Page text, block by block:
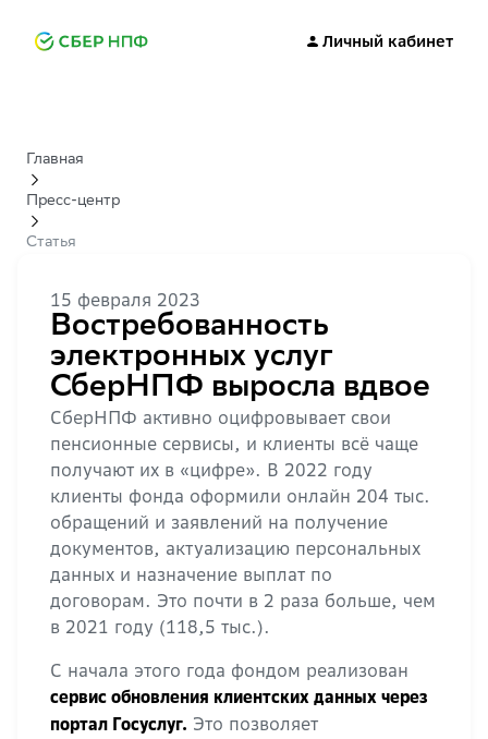
Личный кабинет
Главная
Пресс-центр
Статья
15 февраля 2023
Востребованность
электронных услуг
СберНПФ выросла вдвое
СберНПФ активно оцифровывает свои
пенсионные сервисы, и клиенты всё чаще
получают их в «цифре». В 2022 году
клиенты фонда оформили онлайн 204 тыс.
обращений и заявлений на получение
документов, актуализацию персональных
данных и назначение выплат по
договорам. Это почти в 2 раза больше, чем
в 2021 году (118,5 тыс.).
С начала этого года фондом реализован
сервис обновления клиентских данных через
портал Госуслуг. Это позволяет